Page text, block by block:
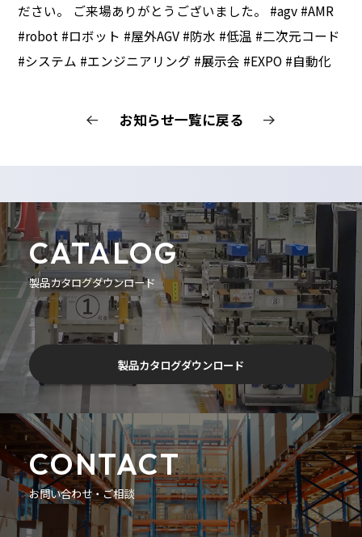
ださい。 ご来場ありがとうございました。 #agv #AMR
#robot #ロボット #屋外AGV #防水 #低温 #二次元コード
#システム #エンジニアリング #展示会 #EXPO #自動化
お知らせ一覧に戻る
CATALOG
製品カタログダウンロード
製品カタログダウンロード
CONTACT
お問い合わせ・ご相談